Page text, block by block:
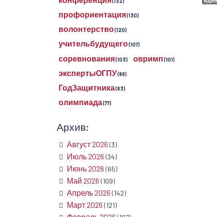
профориентация(130)
волонтерство(120)
учительбудущего(107)
соревнования(103) овримп(101)
экспертыОГПУ(88)
ГодЗащитника(83)
олимпиада(77)
Архив:
Август 2026 (3)
Июль 2026 (34)
Июнь 2026 (65)
Май 2026 (109)
Апрель 2026 (142)
Март 2026 (121)